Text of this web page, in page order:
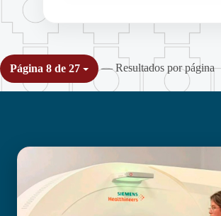
Página 8 de 27 — Resultados por página